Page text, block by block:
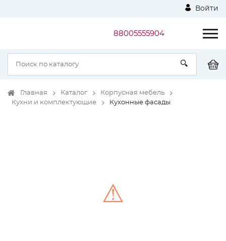
Войти
88005555904
Главная Каталог
Корпусная мебель
Кухни и комплектующие
Кухонные фасады
⚠